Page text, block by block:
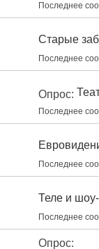
Последнее
Старые
Последнее
Опрос:
Последнее
Последнее
Теле и шоу-
Последнее
Опрос: